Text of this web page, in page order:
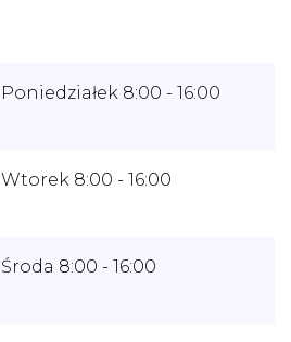
Poniedziałek 8:00 - 16:00
Wtorek 8:00 - 16:00
Środa 8:00 - 16:00